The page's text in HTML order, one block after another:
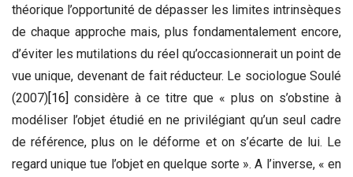
théorique l’opportunité de dépasser les limites intrinsèques
de chaque approche mais, plus fondamentalement encore,
d’éviter les mutilations du réel qu’occasionnerait un point de
vue unique, devenant de fait réducteur. Le sociologue Soulé
(2007)[16] considère à ce titre que « plus on s’obstine à
modéliser l’objet étudié en ne privilégiant qu’un seul cadre
de référence, plus on le déforme et on s’écarte de lui. Le
regard unique tue l’objet en quelque sorte ». A l’inverse, « en